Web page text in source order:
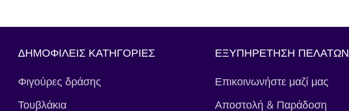
ΔΗΜΟΦΙΛΕΙΣ ΚΑΤΗΓΟΡΙΕΣ
Φιγούρες δράσης
Τουβλάκια
ΕΞΥΠΗΡΕΤΗΣΗ ΠΕΛΑΤΩΝ
Επικοινωνήστε μαζί μας
Αποστολή & Παράδοση